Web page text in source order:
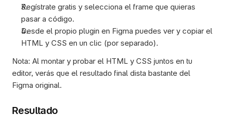
Regístrate gratis y selecciona el frame que quieras
pasar a código.
Desde el propio plugin en Figma puedes ver y copiar el
HTML y CSS en un clic (por separado).
Nota: Al montar y probar el HTML y CSS juntos en tu
editor, verás que el resultado final dista bastante del
Figma original.
Resultado